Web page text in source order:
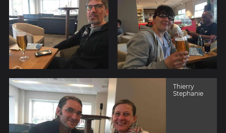
Thierry
Stephanie